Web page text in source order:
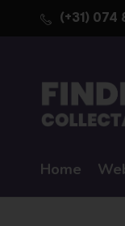
(+31) 074
Home